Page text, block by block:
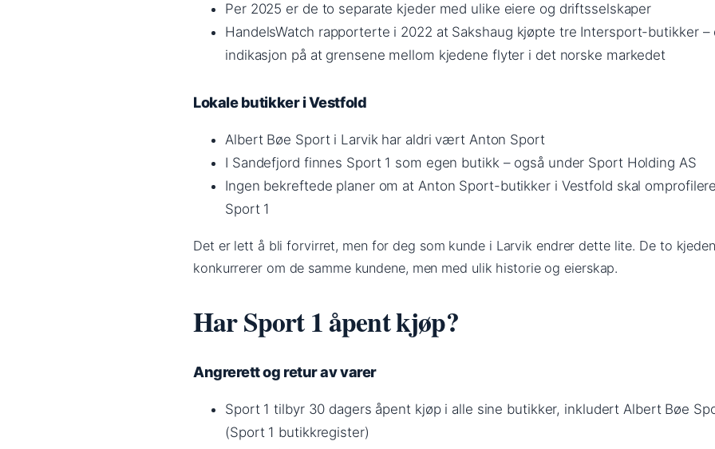
Per 2025 er de to separate kjeder med ulike eiere og driftsselskaper
HandelsWatch rapporterte i 2022 at Sakshaug kjøpte tre Intersport-butikker –
indikasjon på at grensene mellom kjedene flyter i det norske markedet
Lokale butikker i Vestfold
Albert Bøe Sport i Larvik har aldri vært Anton Sport
I Sandefjord finnes Sport 1 som egen butikk – også under Sport Holding AS
Ingen bekreftede planer om at Anton Sport-butikker i Vestfold skal
Sport 1
Det er lett å bli forvirret, men for deg som kunde i Larvik endrer dette lite. De to
konkurrerer om de samme kundene, men med ulik historie og eierskap.
Har Sport 1 åpent kjøp?
Angrerett og retur av varer
Sport 1 tilbyr 30 dagers åpent kjøp i alle sine butikker, inkludert Albert Bøe
(Sport 1 butikkregister)